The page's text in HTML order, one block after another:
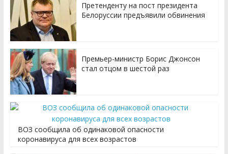
Претенденту на пост президента
Белоруссии предъявили обвинения
Премьер-министр Борис Джонсон
стал отцом в шестой раз
ВОЗ сообщила об одинаковой опасности
коронавируса для всех возрастов